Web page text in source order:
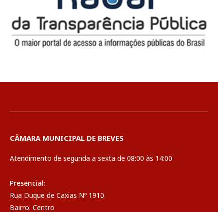
CÂMARA MUNICIPAL DE BREVES
Atendimento de segunda a sexta de 08:00 às 14:00
Presencial:
Rua Duque de Caxias Nº 1910
Bairro: Centro